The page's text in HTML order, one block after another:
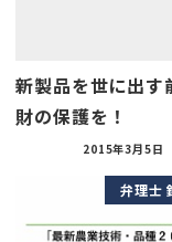
新製品を世に出す
財の保護を！
2015年3月5日
弁理士